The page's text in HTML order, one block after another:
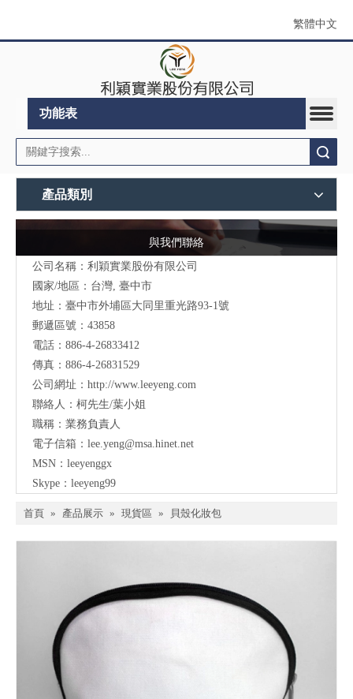
繁體中文
功能表
產品類別
與我們聯絡
公司名稱：利穎實業股份有限公司
國家/地區：台灣, 臺中市
地址： 臺中市外埔區大同里重光路93-1號
郵遞區號：43858
電話：886-4-26833412
傳真：886-4-26831529
公司網址： http://www.leeyeng.com
聯絡人：柯先生/葉小姐
職稱：業務負責人
電子信箱：lee.yeng@msa.hinet.net
MSN：leeyenggx
Skype：leeyeng99
首頁 » 產品展示 » 現貨區 » 貝殼化妝包